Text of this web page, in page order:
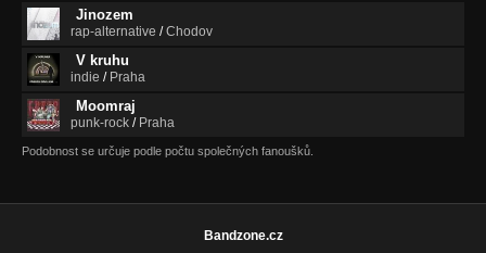
Jinozem
rap-alternative /Chodov
V kruhu
indie / Praha
Moomraj
punk-rock / Praha
Podobnost se určuje podle počtu společných fanoušků.
Bandzone.cz